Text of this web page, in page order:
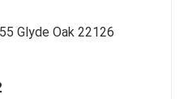
Glyde Oak 22126